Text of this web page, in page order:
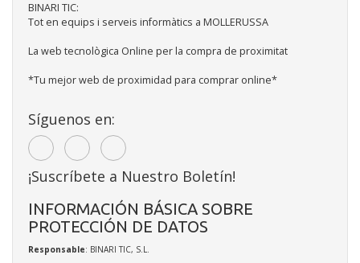
BINARI TIC:
Tot en equips i serveis informàtics a MOLLERUSSA
La web tecnològica Online per la compra de proximitat
*Tu mejor web de proximidad para comprar online*
Síguenos en:
¡Suscríbete a Nuestro Boletín!
INFORMACIÓN BÁSICA SOBRE
PROTECCIÓN DE DATOS
Responsable: BINARI TIC, S.L.